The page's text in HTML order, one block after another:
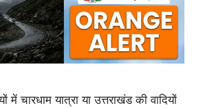
में चारधाम यात्रा या उत्तराखंड की वादियों